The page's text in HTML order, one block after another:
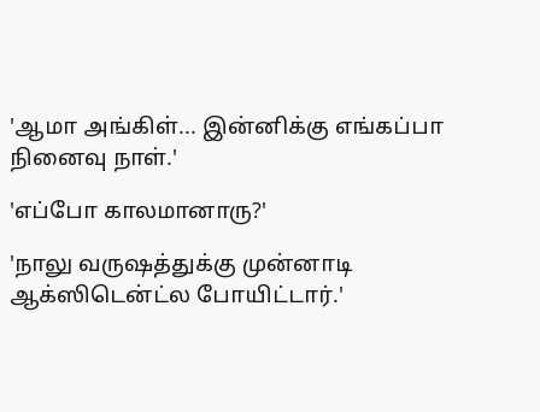
'ஆமா அங்கிள்... இன்னிக்கு எங்கப்பா
நினைவு நாள்.'
'எப்போ காலமானாரு?'
'நாலு வருஷத்துக்கு முன்னாடி
ஆக்ஸிடென்ட்ல போயிட்டார்.'